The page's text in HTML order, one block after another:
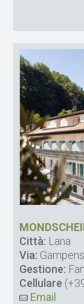
Città: Lana
Via:
Gestione:
Cellulare
Email